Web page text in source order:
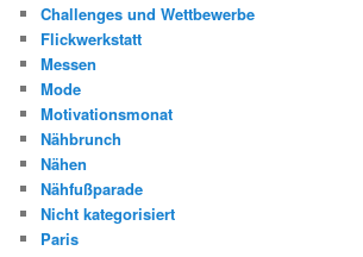
Challenges und Wettbewerbe
Flickwerkstatt
Messen
Mode
Motivationsmonat
Nähbrunch
Nähen
Nähfußparade
Nicht kategorisiert
Paris